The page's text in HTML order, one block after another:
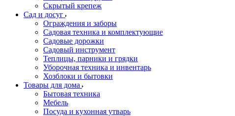
Скрытый крепеж
Сад и досуг
Ограждения и заборы
Садовая техника и комплектующие
Садовые дорожки
Садовый инструмент
Теплицы, парники и грядки
Уборочная техника и инвентарь
Хозблоки и бытовки
Товары для дома
Бытовая техника
Мебель
Посуда и кухонная утварь